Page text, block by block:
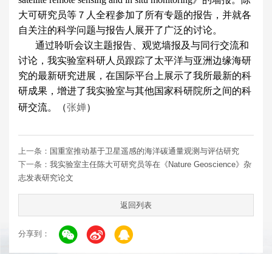
大可研究员等７人全程参加了所有专题的报告，并就各
自关注的科学问题与报告人展开了广泛的讨论。
通过聆听会议主题报告、观览墙报及与同行交流和
讨论，我实验室科研人员跟踪了太平洋与亚洲边缘海研
究的最新研究进展，在国际平台上展示了我所最新的科
研成果，增进了我实验室与其他国家科研院所之间的科
研交流。（张婵）
上一条： 国重室推动基于卫星遥感的海洋碳通量观测与评估研究
下一条： 我实验室主任陈大可研究员等在《Nature Geoscience》杂
志发表研究论文
返回列表
分享到：